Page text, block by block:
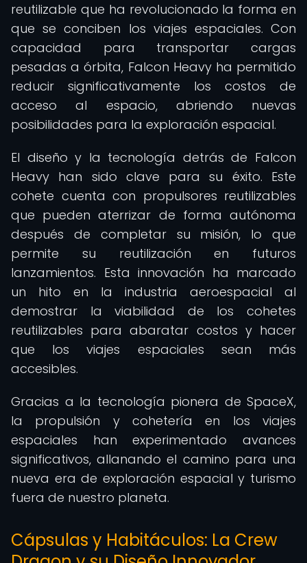
reutilizable que ha revolucionado la forma en
que se conciben los viajes espaciales. Con
capacidad para transportar cargas
pesadas a órbita, Falcon Heavy ha permitido
reducir significativamente los costos de
acceso al espacio, abriendo nuevas
posibilidades para la exploración espacial.
El diseño y la tecnología detrás de Falcon
Heavy han sido clave para su éxito. Este
cohete cuenta con propulsores reutilizables
que pueden aterrizar de forma autónoma
después de completar su misión, lo que
permite su reutilización en futuros
lanzamientos. Esta innovación ha marcado
un hito en la industria aeroespacial al
demostrar la viabilidad de los cohetes
reutilizables para abaratar costos y hacer
que los viajes espaciales sean más
accesibles.
Gracias a la tecnología pionera de SpaceX,
la propulsión y cohetería en los viajes
espaciales han experimentado avances
significativos, allanando el camino para una
nueva era de exploración espacial y turismo
fuera de nuestro planeta.
Cápsulas y Habitáculos: La Crew